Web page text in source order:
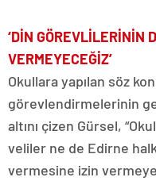
‘DİN GÖREVLİLERİNİN
VERMEYECEĞİZ’
Okullara yapılan söz
görevlendirmelerinin
altını çizen Gürsel,
veliler ne de Edirne
vermesine izin